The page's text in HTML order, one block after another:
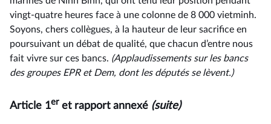
vingt-quatre heures face à une colonne de 8 000 vietminh.
Soyons, chers collègues, à la hauteur de leur sacrifice en
poursuivant un débat de qualité, que chacun d’entre nous
fait vivre sur ces bancs. (Applaudissements sur les bancs
des groupes EPR et Dem, dont les députés se lèvent.)
Article 1er et rapport annexé (suite)